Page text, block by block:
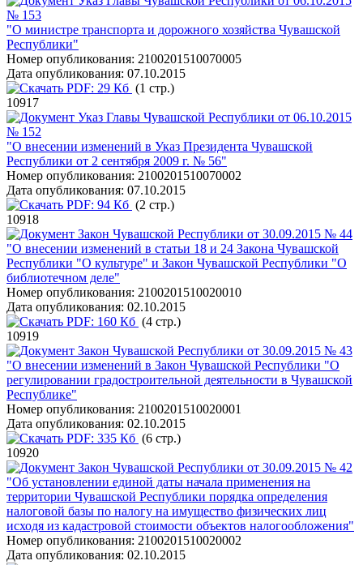
№ 153
"О министре транспорта и дорожного хозяйства Чувашской
Республики"
Номер опубликования: 2100201510070005
Дата опубликования: 07.10.2015
PDF: 29 Кб (1 стр.)
10917
Указ Главы Чувашской Республики от 06.10.2015
№ 152
"О внесении изменений в Указ Президента Чувашской
Республики от 2 сентября 2009 г. № 56"
Номер опубликования: 2100201510070002
Дата опубликования: 07.10.2015
PDF: 94 Кб (2 стр.)
10918
Закон Чувашской Республики от 30.09.2015 № 44
"О внесении изменений в статьи 18 и 24 Закона Чувашской
Республики "О культуре" и Закон Чувашской Республики "О
библиотечном деле"
Номер опубликования: 2100201510020010
Дата опубликования: 02.10.2015
PDF: 160 Кб (4 стр.)
10919
Закон Чувашской Республики от 30.09.2015 № 43
"О внесении изменений в Закон Чувашской Республики "О
регулировании градостроительной деятельности в Чувашской
Республике"
Номер опубликования: 2100201510020001
Дата опубликования: 02.10.2015
PDF: 335 Кб (6 стр.)
10920
Закон Чувашской Республики от 30.09.2015 № 42
"Об установлении единой даты начала применения на
территории Чувашской Республики порядка определения
налоговой базы по налогу на имущество физических лиц
исходя из кадастровой стоимости объектов налогообложения"
Номер опубликования: 2100201510020002
Дата опубликования: 02.10.2015